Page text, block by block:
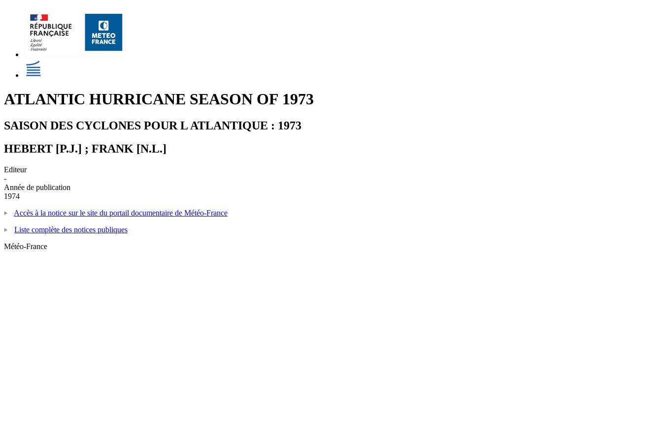
ATLANTIC HURRICANE SEASON OF 1973
SAISON DES CYCLONES POUR L ATLANTIQUE : 1973
HEBERT [P.J.] ; FRANK [N.L.]
Editeur
-
Année de publication
1974
Accès à la notice sur le site du portail documentaire de Météo-France
Liste complète des notices publiques
Météo-France